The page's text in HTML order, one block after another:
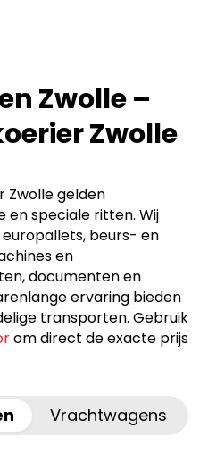
Zwolle –
Zwolle
Zwolle gelden
en speciale ritten. Wij
beurs- en
en
documenten en
ervaring bieden
transporten. Gebruik
om direct de exacte prijs
Vrachtwagens